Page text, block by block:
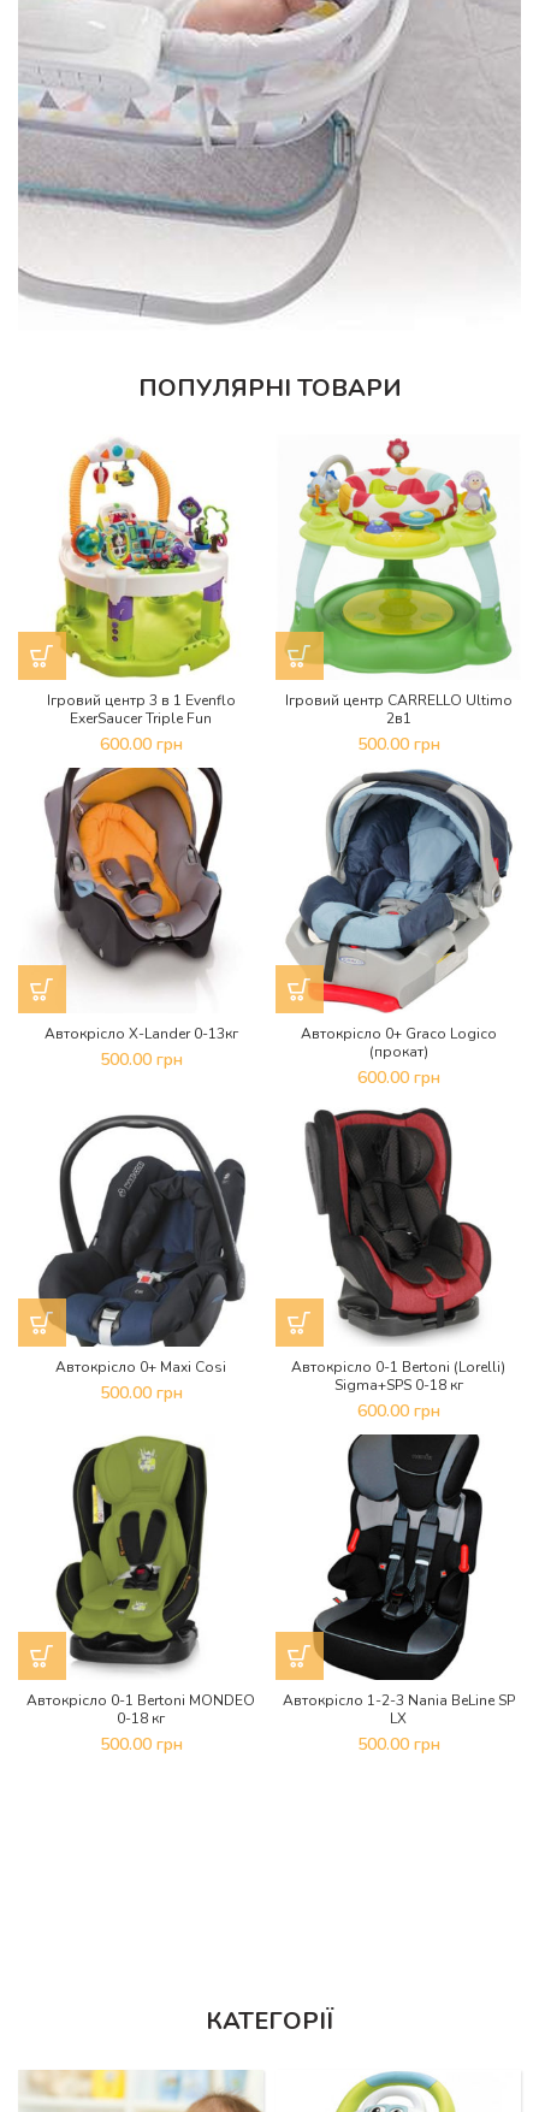
ПОПУЛЯРНІ ТОВАРИ
Ігровий центр 3 в 1 Evenflo
ExerSaucer Triple Fun
600.00 грн
Ігровий центр CARRELLO Ultimo
2в1
500.00 грн
Автокрісло X-Lander 0-13кг
500.00 грн
Автокрісло 0+ Graco Logico
(прокат)
600.00 грн
Автокрісло 0+ Maxi Cosi
500.00 грн
Автокрісло 0-1 Bertoni (Lorelli)
Sigma+SPS 0-18 кг
600.00 грн
Автокрісло 0-1 Bertoni MONDEO
0-18 кг
500.00 грн
Автокрісло 1-2-3 Nania BeLine SP
LX
500.00 грн
КАТЕГОРІЇ